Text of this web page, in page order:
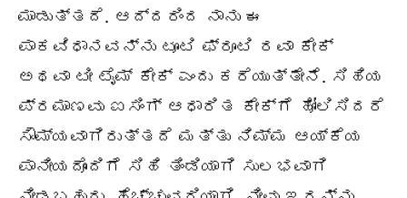
ಮಾಡುತ್ತದೆ. ಆದ್ದರಿಂದ ನಾನು ಈ
ಪಾಕವಿಧಾನವನ್ನು ಟೂಟಿ ಫ್ರೂಟಿ ರವಾ ಕೇಕ್
ಅಥವಾ ಟೀ ಟೈಮ್ ಕೇಕ್ ಎಂದು ಕರೆಯುತ್ತೇನೆ. ಸಿಹಿಯ
ಪ್ರಮಾಣವು ಐಸಿಂಗ್ ಆಧಾರಿತ ಕೇಕ್ಗೆ ಹೋಲಿಸಿದರೆ
ಸೌಮ್ಯವಾಗಿರುತ್ತದೆ ಮತ್ತು ನಿಮ್ಮ ಆಯ್ಕೆಯ
ಪಾನೀಯದೊಂದಿಗೆ ಸಿಹಿ ತಿಂಡಿಯಾಗಿ ಸುಲಭವಾಗಿ